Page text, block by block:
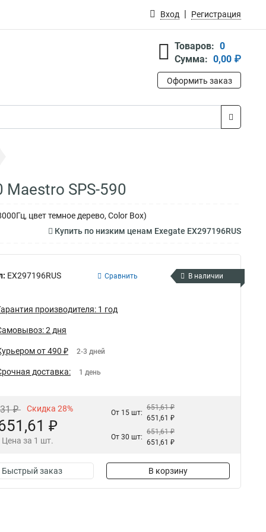
Вход Регистрация
Товаров: 0
Сумма: 0,00 ₽
Оформить заказ
Maestro SPS-590
цвет темное дерево, Color Box)
Купить по низким ценам Exegate EX297196RUS
EX297196RUS Сравнить В наличии
производителя: 1 год
2 дня
от 490 ₽ 2-3 дней
доставка: 1 день
₽ Скидка 28%
₽
Цена за 1 шт.
От 15 шт:
651,61 ₽
651,61 ₽
От 30 шт:
651,61 ₽
651,61 ₽
Быстрый заказ В корзину